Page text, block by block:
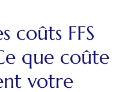
coûts FFS
que coûte
votre